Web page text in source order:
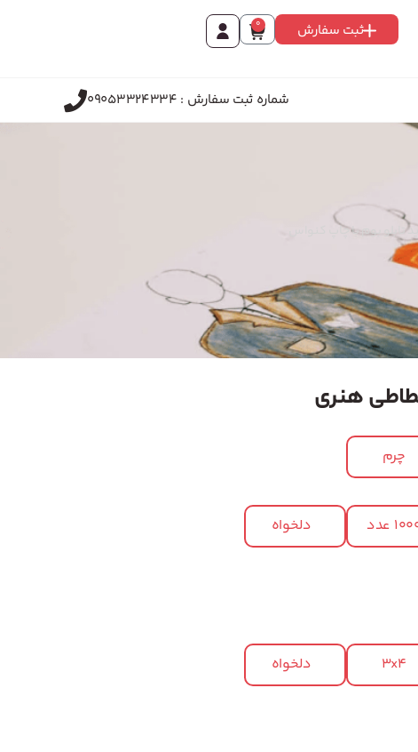
ثبت سفارش 0
شماره ثبت سفارش : 09053324334
تابلو بوم با چاپ کنواس
هنری
چرم
عدد دلخواه
3x4 دلخواه